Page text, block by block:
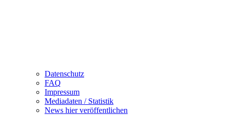
Datenschutz
FAQ
Impressum
Mediadaten / Statistik
News hier veröffentlichen